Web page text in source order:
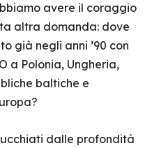
avere il coraggio
altra domanda: dove
già negli anni ’90 con
a Polonia, Ungheria,
baltiche e
dalle profondità